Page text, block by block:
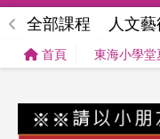
全部課程 人文
首頁 東海小學堂